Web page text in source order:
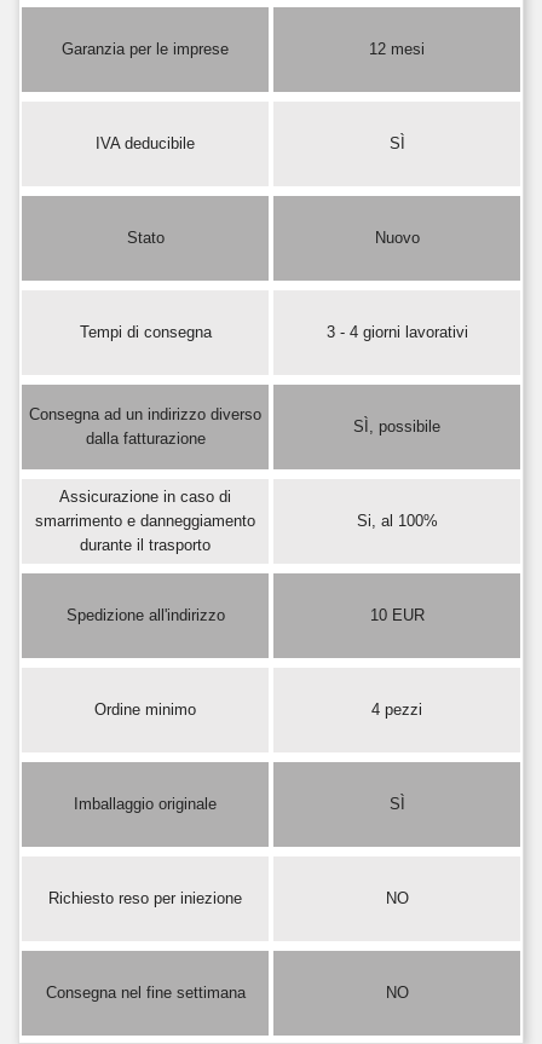
Garanzia per le imprese 12 mesi
IVA deducibile SÌ
Stato Nuovo
Tempi di consegna 3 - 4 giorni lavorativi
Consegna ad un indirizzo diverso
dalla fatturazione
SÌ, possibile
Assicurazione in caso di
smarrimento e danneggiamento
durante il trasporto
Si, al 100%
Spedizione all'indirizzo 10 EUR
Ordine minimo 4 pezzi
Imballaggio originale SÌ
Richiesto reso per iniezione NO
Consegna nel fine settimana NO